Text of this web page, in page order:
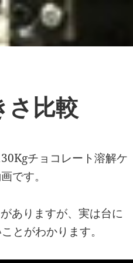
さ比較
チョコレート溶解ケ
です。
ありますが、実は台に
とがわかります。